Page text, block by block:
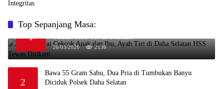
Top Sepanjang Masa:
1
Niat Melerai Cekcok Anak dan Ibu, Ayah Tiri di Daha
Selatan HSS Tewas Ditikam
26/03/2026 2136
2
Bawa 55 Gram Sabu, Dua Pria di Tumbukan Banyu
Diciduk Polsek Daha Selatan